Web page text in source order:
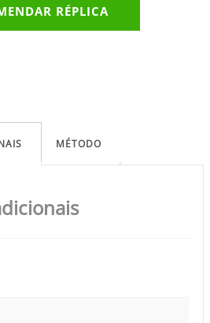
RÉPLICA
MÉTODO